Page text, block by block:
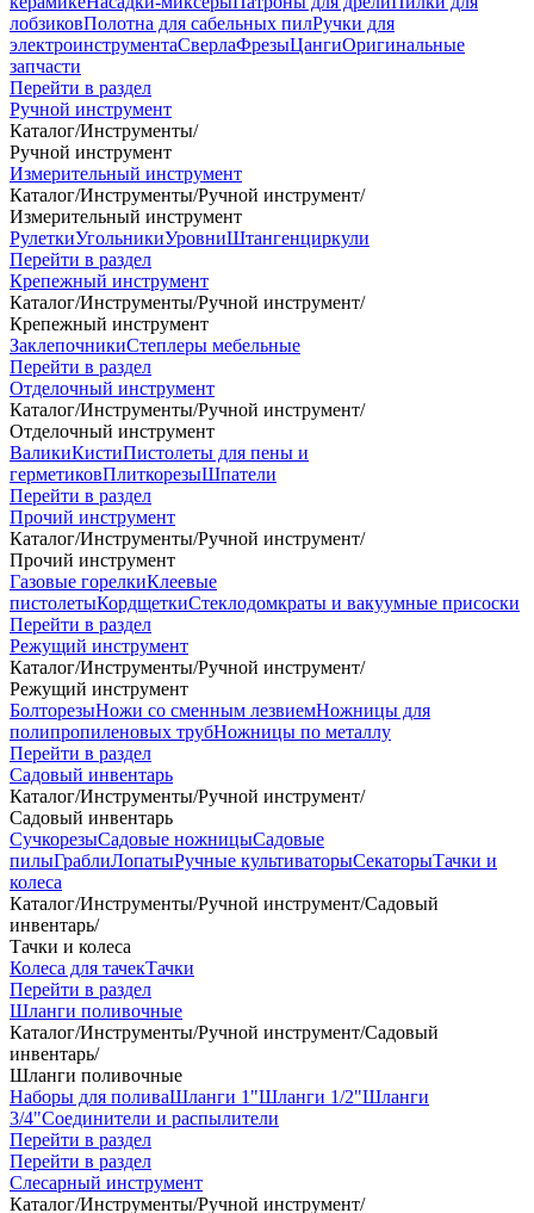
лобзиковПолотна для сабельных пилРучки для
электроинструментаСверлаФрезыЦангиОригинальные
запчасти
Перейти в раздел
Ручной инструмент
Каталог/Инструменты/
Ручной инструмент
Измерительный инструмент
Каталог/Инструменты/Ручной инструмент/
Измерительный инструмент
РулеткиУгольникиУровниШтангенциркули
Перейти в раздел
Крепежный инструмент
Каталог/Инструменты/Ручной инструмент/
Крепежный инструмент
ЗаклепочникиСтеплеры мебельные
Перейти в раздел
Отделочный инструмент
Каталог/Инструменты/Ручной инструмент/
Отделочный инструмент
ВаликиКистиПистолеты для пены и
герметиковПлиткорезыШпатели
Перейти в раздел
Прочий инструмент
Каталог/Инструменты/Ручной инструмент/
Прочий инструмент
Газовые горелкиКлеевые
пистолетыКордщеткиСтеклодомкраты и вакуумные присоски
Перейти в раздел
Режущий инструмент
Каталог/Инструменты/Ручной инструмент/
Режущий инструмент
БолторезыНожи со сменным лезвиемНожницы для
полипропиленовых трубНожницы по металлу
Перейти в раздел
Садовый инвентарь
Каталог/Инструменты/Ручной инструмент/
Садовый инвентарь
СучкорезыСадовые ножницыСадовые
пилыГраблиЛопатыРучные культиваторыСекаторыТачки и
колеса
Каталог/Инструменты/Ручной инструмент/Садовый
инвентарь/
Тачки и колеса
Колеса для тачекТачки
Перейти в раздел
Шланги поливочные
Каталог/Инструменты/Ручной инструмент/Садовый
инвентарь/
Шланги поливочные
Наборы для поливаШланги 1"Шланги 1/2"Шланги
3/4"Соединители и распылители
Перейти в раздел
Перейти в раздел
Слесарный инструмент
Каталог/Инструменты/Ручной инструмент/